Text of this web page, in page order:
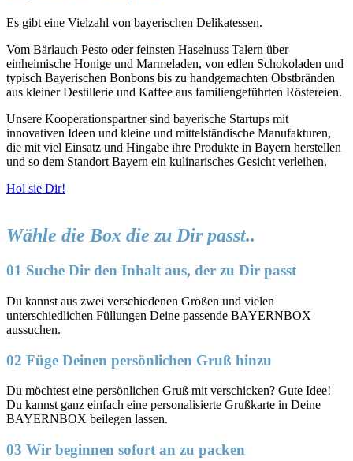
Es gibt eine Vielzahl von bayerischen Delikatessen.
Vom Bärlauch Pesto oder feinsten Haselnuss Talern über
einheimische Honige und Marmeladen, von edlen Schokoladen und
typisch Bayerischen Bonbons bis zu handgemachten Obstbränden
aus kleiner Destillerie und Kaffee aus familiengeführten Röstereien.
Unsere Kooperationspartner sind bayerische Startups mit
innovativen Ideen und kleine und mittelständische Manufakturen,
die mit viel Einsatz und Hingabe ihre Produkte in Bayern herstellen
und so dem Standort Bayern ein kulinarisches Gesicht verleihen.
Hol sie Dir!
Wähle die Box die zu Dir passt..
01 Suche Dir den Inhalt aus, der zu Dir passt
Du kannst aus zwei verschiedenen Größen und vielen
unterschiedlichen Füllungen Deine passende BAYERNBOX
aussuchen.
02 Füge Deinen persönlichen Gruß hinzu
Du möchtest eine persönlichen Gruß mit verschicken? Gute Idee!
Du kannst ganz einfach eine personalisierte Grußkarte in Deine
BAYERNBOX beilegen lassen.
03 Wir beginnen sofort an zu packen